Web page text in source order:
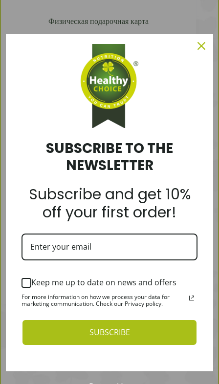
Физическая подарочная карта
Подарите электронный подарочный сертификат
Healthy Choice. Ведь здоровье - это самое ценное,
что у нас есть, и наша цель - чтобы вы и ваши
близкие нашли то, чего им не хватает, и излучали
силу, красоту и, конечно же, здоровье!
Įveskite norimą sumą
100,00 £150,00
Пристальное информирование
Сообщение:
Gift
Card
SUBSCRIBE TO THE
NEWSLETTER
Subscribe and get 10%
off your first order!
Keep me up to date on news and offers
For more information on how we process your data for
marketing communication. Check our Privacy policy.
SUBSCRIBE